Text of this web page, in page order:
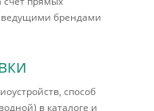
ведущими брендами
способ
в каталоге и